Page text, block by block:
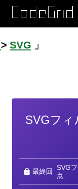
> SVG 」
SVGフィ
ー
最終回
SVG
点